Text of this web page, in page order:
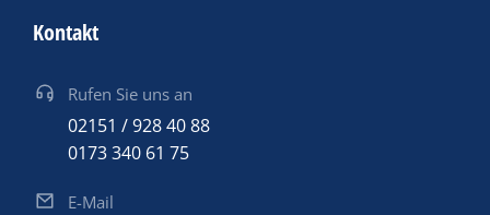
Kontakt
Rufen Sie uns an
02151 / 928 40 88
0173 340 61 75
E-Mail